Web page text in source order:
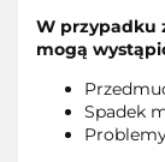
W przypadku
mogą
Spadek